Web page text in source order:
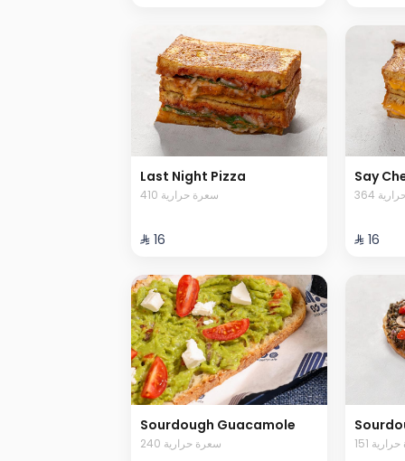
Last Night Pizza
410 سعرة حرارية
⁨⁦‪‬ 16⁩
Say
⁨⁦‪‬ 16⁩
Sourdough Guacamole
240 سعرة حرارية حرارية